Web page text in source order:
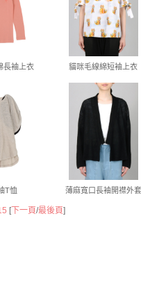
長袖上衣 貓咪毛線綿短袖上衣
T恤 薄麻寬口長袖開襟外套
[下一頁/最後頁]